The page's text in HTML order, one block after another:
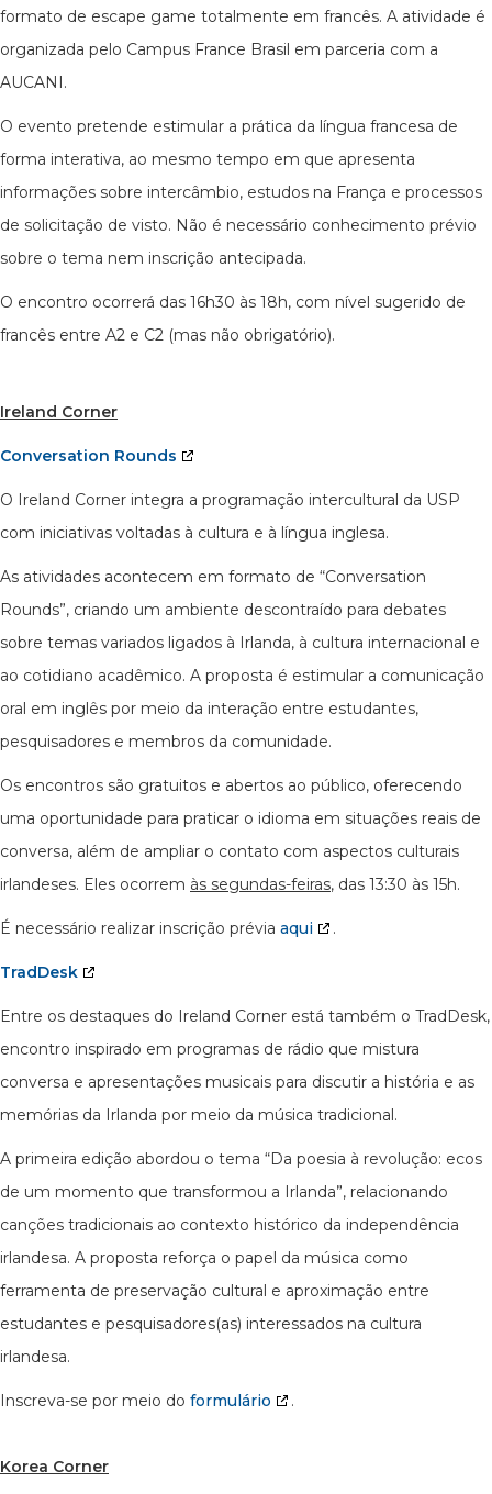
formato de escape game totalmente em francês. A atividade é
organizada pelo Campus France Brasil em parceria com a
AUCANI.
O evento pretende estimular a prática da língua francesa de
forma interativa, ao mesmo tempo em que apresenta
informações sobre intercâmbio, estudos na França e processos
de solicitação de visto. Não é necessário conhecimento prévio
sobre o tema nem inscrição antecipada.
O encontro ocorrerá das 16h30 às 18h, com nível sugerido de
francês entre A2 e C2 (mas não obrigatório).
Ireland Corner
Conversation Rounds
O Ireland Corner integra a programação intercultural da USP
com iniciativas voltadas à cultura e à língua inglesa.
As atividades acontecem em formato de “Conversation
Rounds”, criando um ambiente descontraído para debates
sobre temas variados ligados à Irlanda, à cultura internacional e
ao cotidiano acadêmico. A proposta é estimular a comunicação
oral em inglês por meio da interação entre estudantes,
pesquisadores e membros da comunidade.
Os encontros são gratuitos e abertos ao público, oferecendo
uma oportunidade para praticar o idioma em situações reais de
conversa, além de ampliar o contato com aspectos culturais
irlandeses. Eles ocorrem às segundas-feiras, das 13:30 às 15h.
É necessário realizar inscrição prévia aqui .
TradDesk
Entre os destaques do Ireland Corner está também o TradDesk,
encontro inspirado em programas de rádio que mistura
conversa e apresentações musicais para discutir a história e as
memórias da Irlanda por meio da música tradicional.
A primeira edição abordou o tema “Da poesia à revolução: ecos
de um momento que transformou a Irlanda”, relacionando
canções tradicionais ao contexto histórico da independência
irlandesa. A proposta reforça o papel da música como
ferramenta de preservação cultural e aproximação entre
estudantes e pesquisadores(as) interessados na cultura
irlandesa.
Inscreva-se por meio do formulário .
Korea Corner